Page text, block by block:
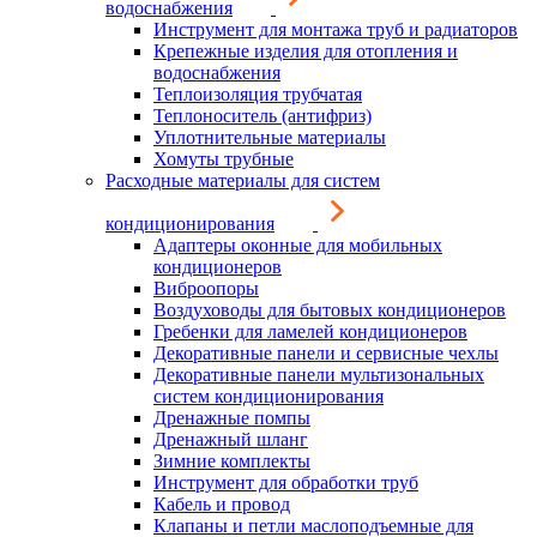
водоснабжения
Инструмент для монтажа труб и радиаторов
Крепежные изделия для отопления и
водоснабжения
Теплоизоляция трубчатая
Теплоноситель (антифриз)
Уплотнительные материалы
Хомуты трубные
Расходные материалы для систем
кондиционирования
Адаптеры оконные для мобильных
кондиционеров
Виброопоры
Воздуховоды для бытовых кондиционеров
Гребенки для ламелей кондиционеров
Декоративные панели и сервисные чехлы
Декоративные панели мультизональных
систем кондиционирования
Дренажные помпы
Дренажный шланг
Зимние комплекты
Инструмент для обработки труб
Кабель и провод
Клапаны и петли маслоподъемные для